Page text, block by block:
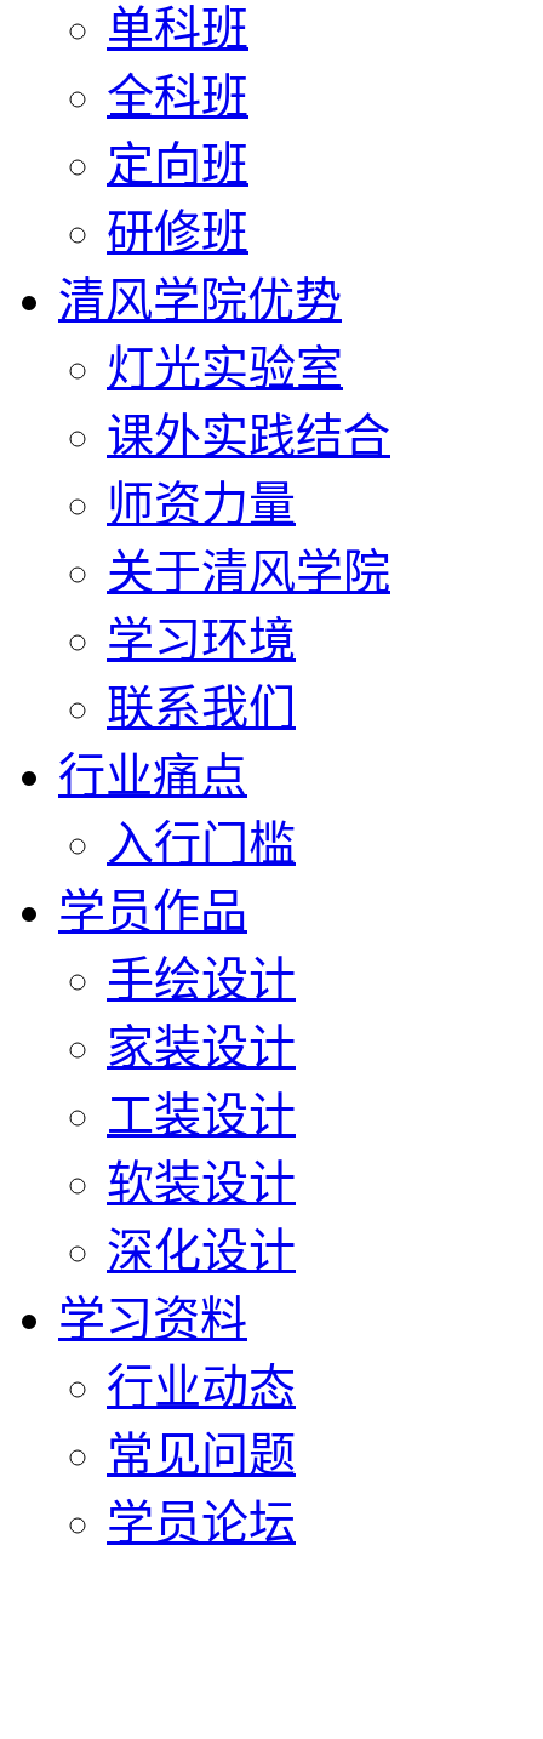
单科班
全科班
定向班
研修班
清风学院优势
灯光实验室
课外实践结合
师资力量
关于清风学院
学习环境
联系我们
行业痛点
入行门槛
学员作品
手绘设计
家装设计
工装设计
软装设计
深化设计
学习资料
行业动态
常见问题
学员论坛